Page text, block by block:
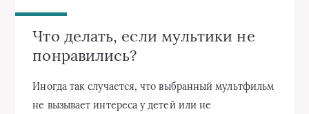
Что делать, если мультики не
понравились?
Иногда так случается, что выбранный мультфильм
не вызывает интереса у детей или не